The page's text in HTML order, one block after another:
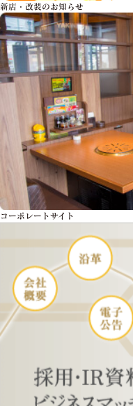
新店・改装のお知らせ
コーポレートサイト